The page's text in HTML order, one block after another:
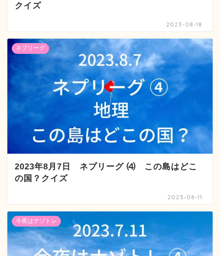
クイズ
2023-08-18
ネプリーグ
2023年8月7日 ネプリーグ ⑷ この島はどこ
の国？クイズ
2023-08-11
今夜はナゾトレ